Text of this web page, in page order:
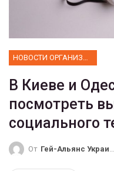
В Киеве и
посмотреть
социального
От Гей-Альянс Украина